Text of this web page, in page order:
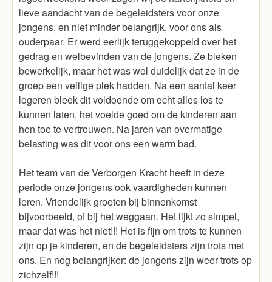
lieve aandacht van de begeleidsters voor onze
jongens, en niet minder belangrijk, voor ons als
ouderpaar. Er werd eerlijk teruggekoppeld over het
gedrag en welbevinden van de jongens. Ze bleken
bewerkelijk, maar het was wel duidelijk dat ze in de
groep een veilige plek hadden. Na een aantal keer
logeren bleek dit voldoende om echt alles los te
kunnen laten, het voelde goed om de kinderen aan
hen toe te vertrouwen. Na jaren van overmatige
belasting was dit voor ons een warm bad.
Het team van de Verborgen Kracht heeft in deze
periode onze jongens ook vaardigheden kunnen
leren. Vriendelijk groeten bij binnenkomst
bijvoorbeeld, of bij het weggaan. Het lijkt zo simpel,
maar dat was het niet!!! Het is fijn om trots te kunnen
zijn op je kinderen, en de begeleidsters zijn trots met
ons. En nog belangrijker: de jongens zijn weer trots op
zichzelf!!!